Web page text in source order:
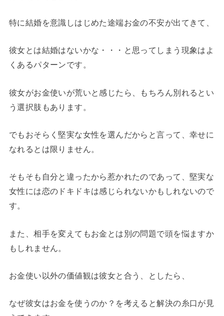
特に結婚を意識しはじめた途端お金の不安が出てきて、
彼女とは結婚はないかな・・・と思ってしまう現象はよ
くあるパターンです。
彼女がお金使いが荒いと感じたら、もちろん別れるとい
う選択肢もあります。
でもおそらく堅実な女性を選んだからと言って、幸せに
なれるとは限りません。
そもそも自分と違ったから惹かれたのであって、堅実な
女性には恋のドキドキは感じられないかもしれないので
す。
また、相手を変えてもお金とは別の問題で頭を悩ますか
もしれません。
お金使い以外の価値観は彼女と合う、としたら、
なぜ彼女はお金を使うのか？を考えると解決の糸口が見